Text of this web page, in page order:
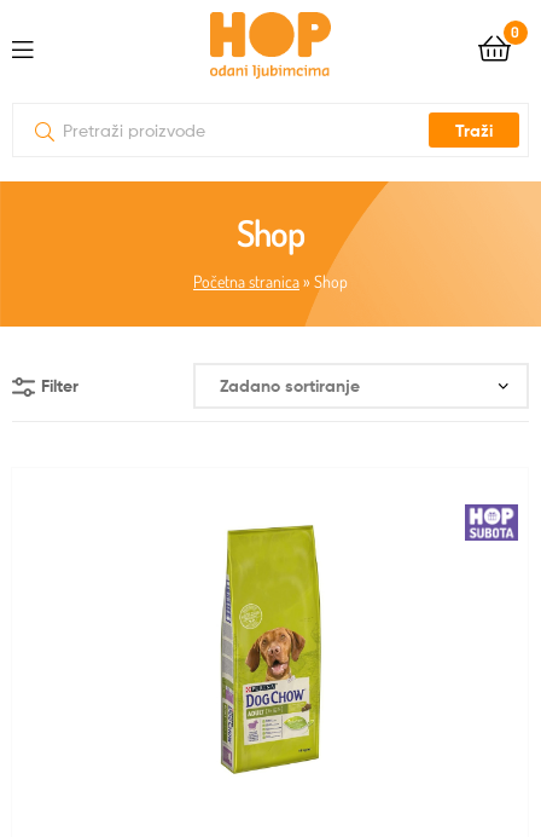
0
Traži
Shop
Početna stranica» Shop
Filter